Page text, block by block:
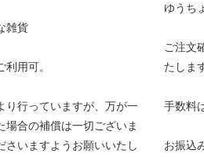
雑貨
用可。
り行っていますが、万が一
場合の補償は一切ございま
さいますようお願いいたし
ゆうち
ご注文
たしま
手数料
お振込